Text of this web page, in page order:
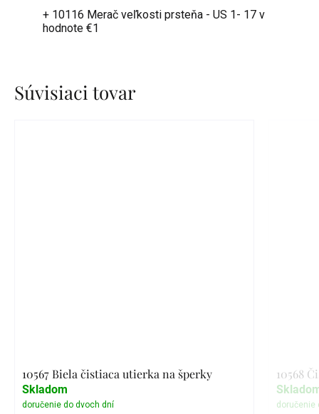
+ 10116 Merač veľkosti prsteňa - US 1- 17 v
hodnote €1
Súvisiaci tovar
10567 Biela čistiaca utierka na šperky
Skladom
10568